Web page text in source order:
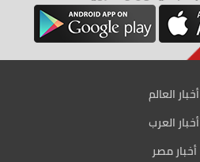
أخبار العالم
أخبار العرب
أخبار مصر